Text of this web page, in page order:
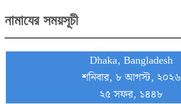
নামাযের সময়সূচী
Dhaka, Bangladesh
শনিবার, ৮ আগস্ট, ২০২৬
২৫ সফর, ১৪৪৮